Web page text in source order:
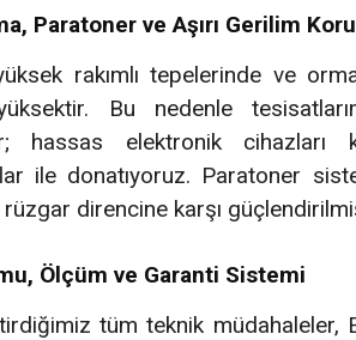
Paratoner ve Aşırı Gerilim
rakımlı tepelerinde ve
Bu nedenle
hassas elektronik
ile donatıyoruz. Paratoner
rüzgar direncine karşı
Ölçüm ve Garanti Sistemi
tüm teknik